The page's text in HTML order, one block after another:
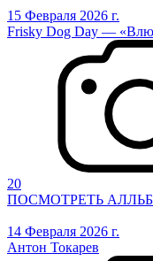
15 Февраля 2026 г.
Frisky Dog Day —
20
ПОСМОТРЕТЬ
14 Февраля 2026 г.
Антон Токарев